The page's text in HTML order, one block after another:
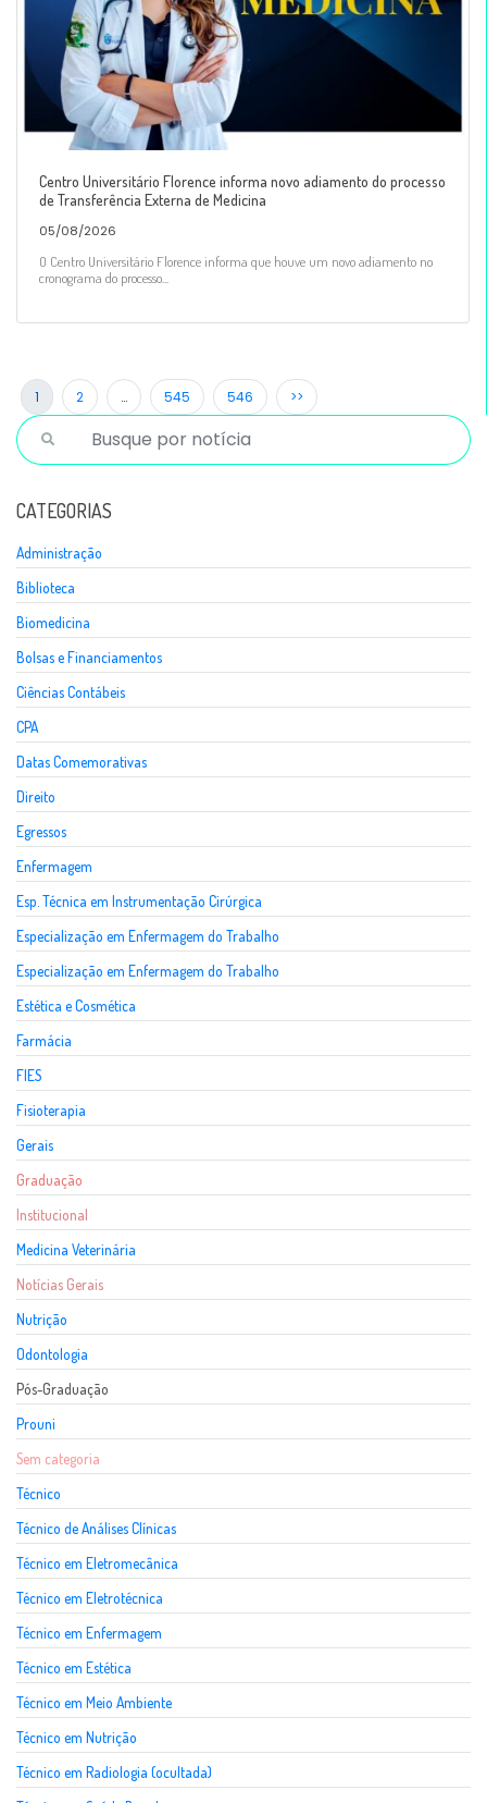
Centro Universitário Florence informa novo adiamento do processo
de Transferência Externa de Medicina
05/08/2026
O Centro Universitário Florence informa que houve um novo adiamento no
cronograma do processo...
1 2 … 545 546 >>
CATEGORIAS
Administração
Biblioteca
Biomedicina
Bolsas e Financiamentos
Ciências Contábeis
CPA
Datas Comemorativas
Direito
Egressos
Enfermagem
Esp. Técnica em Instrumentação Cirúrgica
Especialização em Enfermagem do Trabalho
Especialização em Enfermagem do Trabalho
Estética e Cosmética
Farmácia
FIES
Fisioterapia
Gerais
Graduação
Institucional
Medicina Veterinária
Notícias Gerais
Nutrição
Odontologia
Pós-Graduação
Prouni
Sem categoria
Técnico
Técnico de Análises Clínicas
Técnico em Eletromecânica
Técnico em Eletrotécnica
Técnico em Enfermagem
Técnico em Estética
Técnico em Meio Ambiente
Técnico em Nutrição
Técnico em Radiologia (ocultada)